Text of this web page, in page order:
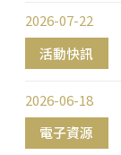
活動快訊
2026-07-22
電子資源
2026-06-18